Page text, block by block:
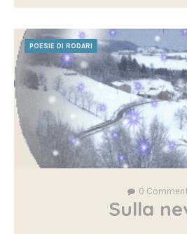
POESIE DI RODARI
0
Sulla